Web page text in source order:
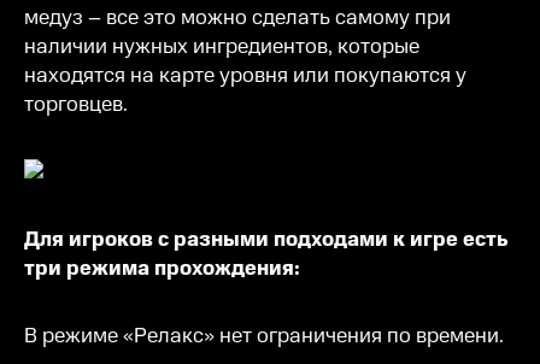
медуз – все это можно сделать самому при
наличии нужных ингредиентов, которые
находятся на карте уровня или покупаются у
торговцев.
Для игроков с разными подходами к игре есть
три режима прохождения:
В режиме «Релакс» нет ограничения по времени.